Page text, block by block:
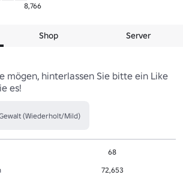
8,766
Shop Server
mögen, hinterlassen Sie bitte ein Like
es!
(Wiederholt/Mild)
68
72,653